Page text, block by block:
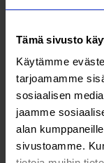
Tämä sivusto
Käytämme
tarjoamamme
sosiaalisen
jaamme
alan
sivustoamme.
Merjallakin on
”Minua hirvittää,
se ei ole
Mutta miehet nyt
vuoksi mitä vain.”
Seksielämän